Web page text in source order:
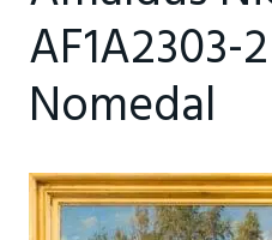
AF1A2303-
Nomedal